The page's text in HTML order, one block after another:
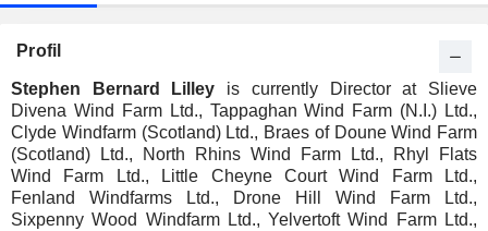
Profil
Stephen Bernard Lilley is currently Director at Slieve
Divena Wind Farm Ltd., Tappaghan Wind Farm (N.I.) Ltd.,
Clyde Windfarm (Scotland) Ltd., Braes of Doune Wind Farm
(Scotland) Ltd., North Rhins Wind Farm Ltd., Rhyl Flats
Wind Farm Ltd., Little Cheyne Court Wind Farm Ltd.,
Fenland Windfarms Ltd., Drone Hill Wind Farm Ltd.,
Sixpenny Wood Windfarm Ltd., Yelvertoft Wind Farm Ltd.,